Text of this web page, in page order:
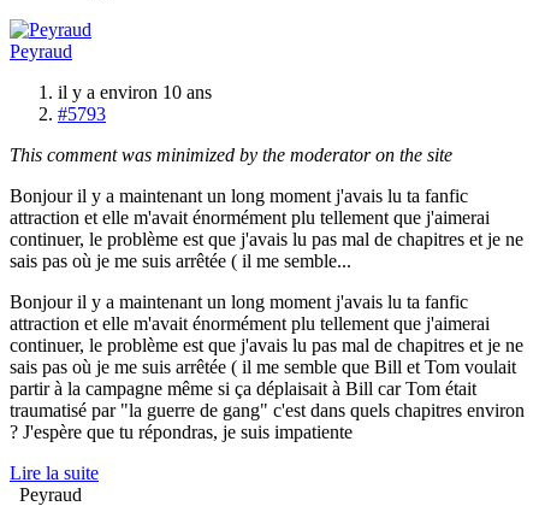
Peyraud
il y a environ 10 ans
#5793
This comment was minimized by the moderator on the site
Bonjour il y a maintenant un long moment j'avais lu ta fanfic
attraction et elle m'avait énormément plu tellement que j'aimerai
continuer, le problème est que j'avais lu pas mal de chapitres et je ne
sais pas où je me suis arrêtée ( il me semble...
Bonjour il y a maintenant un long moment j'avais lu ta fanfic
attraction et elle m'avait énormément plu tellement que j'aimerai
continuer, le problème est que j'avais lu pas mal de chapitres et je ne
sais pas où je me suis arrêtée ( il me semble que Bill et Tom voulait
partir à la campagne même si ça déplaisait à Bill car Tom était
traumatisé par "la guerre de gang" c'est dans quels chapitres environ
? J'espère que tu répondras, je suis impatiente
Lire la suite
Peyraud